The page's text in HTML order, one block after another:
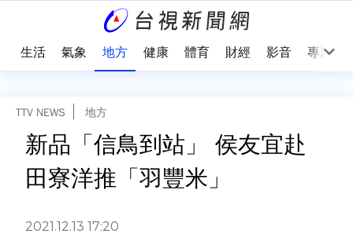
生活 氣象 地方 健康 體育 財經 影音 專題
TTV NEWS 地方
新品「信鳥到站」 侯友宜赴
田寮洋推「羽豐米」
2021.12.13 17:20